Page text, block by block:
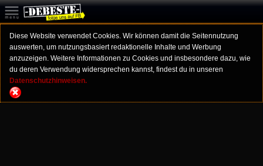
Diese Website verwendet Cookies. Wir können damit die Seitennutzung
auswerten, um nutzungsbasiert redaktionelle Inhalte und Werbung
anzuzeigen. Weitere Informationen zu Cookies und insbesondere dazu, wie
du deren Verwendung widersprechen kannst, findest du in unseren
Datenschutzhinweisen.